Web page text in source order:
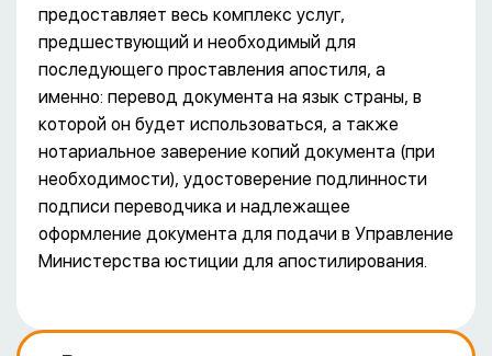
предоставляет весь комплекс услуг,
предшествующий и необходимый для
последующего проставления апостиля, а
именно: перевод документа на язык страны, в
которой он будет использоваться, а также
нотариальное заверение копий документа (при
необходимости), удостоверение подлинности
подписи переводчика и надлежащее
оформление документа для подачи в Управление
Министерства юстиции для апостилирования.